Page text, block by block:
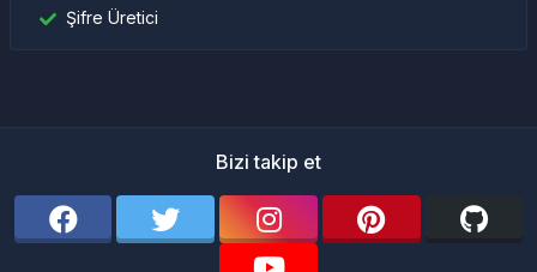
Şifre Üretici
Bizi takip et